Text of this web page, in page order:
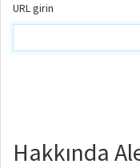
URL girin
Hakkında